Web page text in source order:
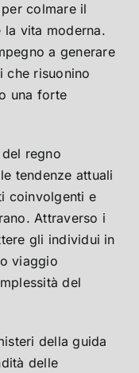
colmare il
vita moderna.
a generare
che risuonino
una forte
regno
tendenze attuali
coinvolgenti e
Attraverso i
gli individui in
viaggio
del
della guida
delle